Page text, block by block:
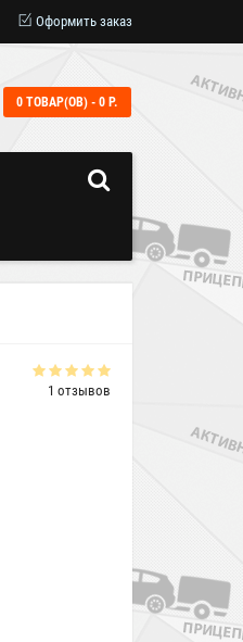
Оформить заказ
0 ТОВАР(ОВ) - 0 Р.
1 отзывов